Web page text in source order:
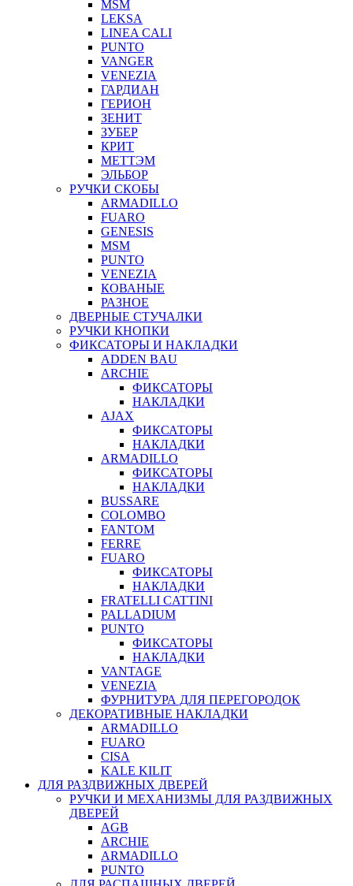
MSM
LEKSA
LINEA CALI
PUNTO
VANGER
VENEZIA
ГАРДИАН
ГЕРИОН
ЗЕНИТ
ЗУБЕР
КРИТ
МЕТТЭМ
ЭЛЬБОР
РУЧКИ СКОБЫ
ARMADILLO
FUARO
GENESIS
MSM
PUNTO
VENEZIA
КОВАНЫЕ
РАЗНОЕ
ДВЕРНЫЕ СТУЧАЛКИ
РУЧКИ КНОПКИ
ФИКСАТОРЫ И НАКЛАДКИ
ADDEN BAU
ARCHIE
ФИКСАТОРЫ
НАКЛАДКИ
AJAX
ФИКСАТОРЫ
НАКЛАДКИ
ARMADILLO
ФИКСАТОРЫ
НАКЛАДКИ
BUSSARE
COLOMBO
FANTOM
FERRE
FUARO
ФИКСАТОРЫ
НАКЛАДКИ
FRATELLI CATTINI
PALLADIUM
PUNTO
ФИКСАТОРЫ
НАКЛАДКИ
VANTAGE
VENEZIA
ФУРНИТУРА ДЛЯ ПЕРЕГОРОДОК
ДЕКОРАТИВНЫЕ НАКЛАДКИ
ARMADILLO
FUARO
CISA
KALE KILIT
ДЛЯ РАЗДВИЖНЫХ ДВЕРЕЙ
РУЧКИ И МЕХАНИЗМЫ ДЛЯ РАЗДВИЖНЫХ
ДВЕРЕЙ
AGB
ARCHIE
ARMADILLO
PUNTO